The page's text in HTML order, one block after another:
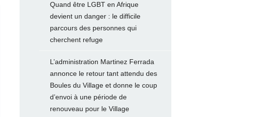
Quand être LGBT en Afrique
devient un danger : le difficile
parcours des personnes qui
cherchent refuge
L’administration Martinez Ferrada
annonce le retour tant attendu des
Boules du Village et donne le coup
d’envoi à une période de
renouveau pour le Village